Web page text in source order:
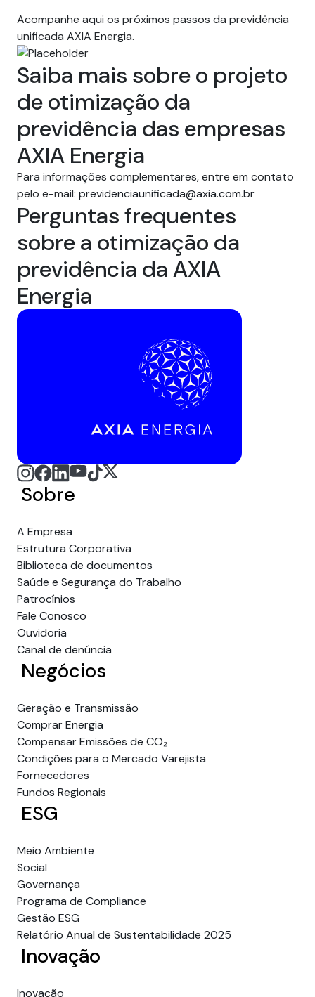
Acompanhe aqui os próximos passos da previdência
unificada AXIA Energia.
Saiba mais sobre o projeto
de otimização da
previdência das empresas
AXIA Energia
Para informações complementares, entre em contato
pelo e-mail: previdenciaunificada@axia.com.br
Perguntas frequentes
sobre a otimização da
previdência da AXIA
Energia
Sobre
A Empresa
Estrutura Corporativa
Biblioteca de documentos
Saúde e Segurança do Trabalho
Patrocínios
Fale Conosco
Ouvidoria
Canal de denúncia
Negócios
Geração e Transmissão
Comprar Energia
Compensar Emissões de CO₂
Condições para o Mercado Varejista
Fornecedores
Fundos Regionais
ESG
Meio Ambiente
Social
Governança
Programa de Compliance
Gestão ESG
Relatório Anual de Sustentabilidade 2025
Inovação
Inovação